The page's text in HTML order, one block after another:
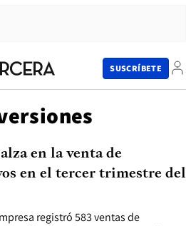
SUSCRÍBETE
registró 583 ventas de
en la venta de
en el tercer trimestre del